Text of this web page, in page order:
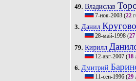
49. Владислав
7-ноя-2003 (22
3. Данил
28-май-1998 (27
79. Кирилл
12-авг-2007 (18
6. Дмитрий
11-сен-1996 (29